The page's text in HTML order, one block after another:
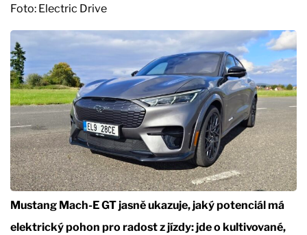
Foto: Electric Drive
Mustang Mach-E GT jasně ukazuje, jaký potenciál má
elektrický pohon pro radost z jízdy: jde o kultivované,